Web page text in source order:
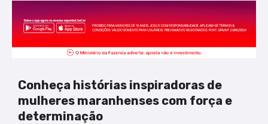
Conheça histórias inspiradoras de
mulheres maranhenses com força e
determinação